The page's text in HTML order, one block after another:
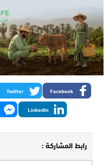
Facebook
Twitter
LinkedIn
رابط المشاركة :